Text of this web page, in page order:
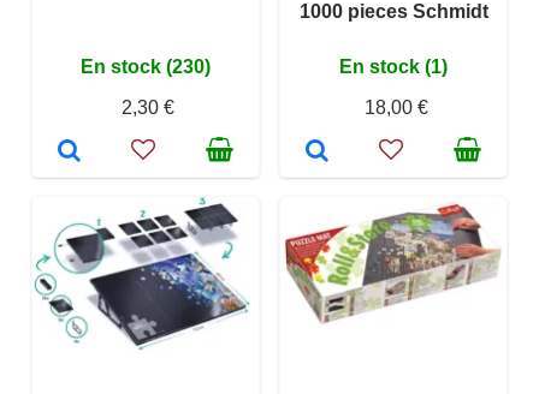
En stock (230)
2,30 €
1000 pieces Schmidt
En stock (1)
18,00 €